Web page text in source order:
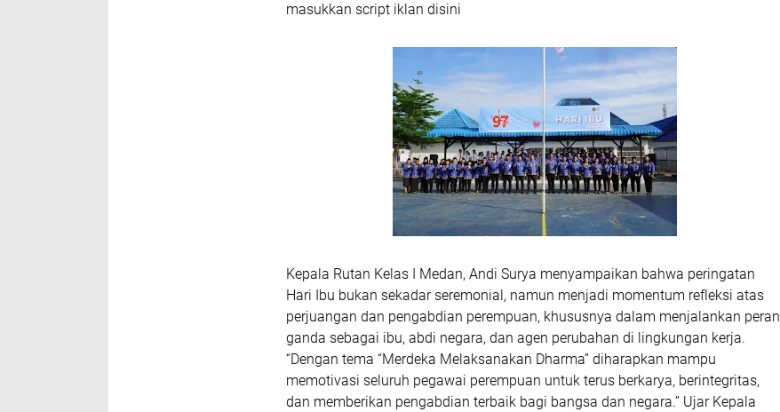
masukkan script iklan disini
Kepala Rutan Kelas I Medan, Andi Surya menyampaikan bahwa peringatan
Hari Ibu bukan sekadar seremonial, namun menjadi momentum refleksi atas
perjuangan dan pengabdian perempuan, khususnya dalam menjalankan peran
ganda sebagai ibu, abdi negara, dan agen perubahan di lingkungan kerja.
“Dengan tema “Merdeka Melaksanakan Dharma” diharapkan mampu
memotivasi seluruh pegawai perempuan untuk terus berkarya, berintegritas,
dan memberikan pengabdian terbaik bagi bangsa dan negara.” Ujar Kepala